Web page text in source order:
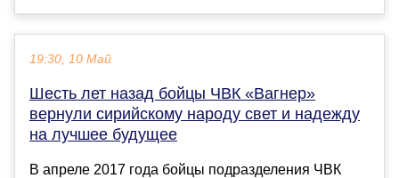
19:30, 10 Май
Шесть лет назад бойцы ЧВК «Вагнер»
вернули сирийскому народу свет и надежду
на лучшее будущее
В апреле 2017 года бойцы подразделения ЧВК